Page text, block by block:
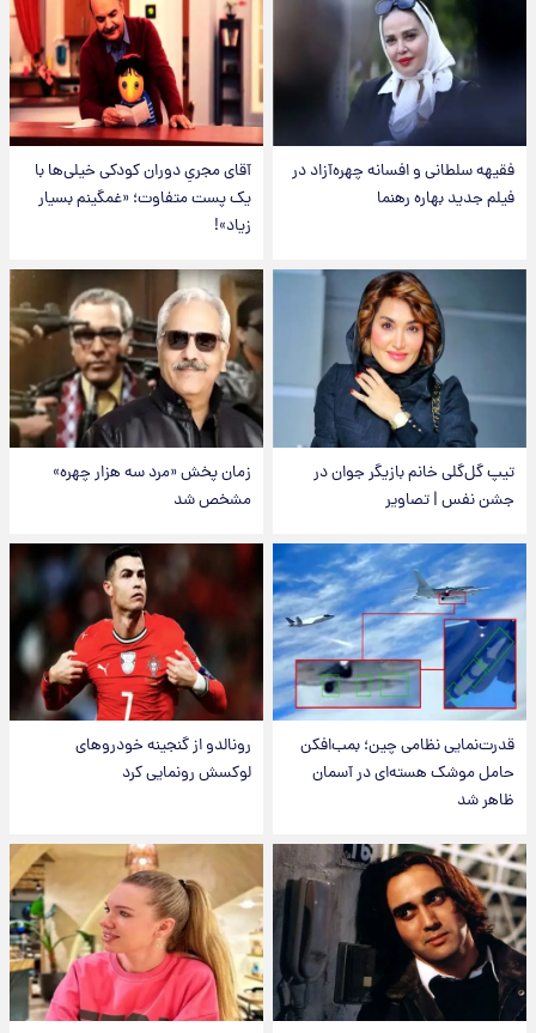
فقیهه سلطانی و افسانه چهره‌آزاد در
فیلم جدید بهاره رهنما
آقای مجریِ دوران کودکی خیلی‌ها با
یک پست متفاوت؛ «غمگینم بسیار
زیاد»!
تیپ گل‌گلی خانم بازیگر جوان در
جشن نفس | تصاویر
زمان پخش «مرد سه هزار چهره»
مشخص شد
قدرت‌نمایی نظامی چین؛ بمب‌افکن
حامل موشک هسته‌ای در آسمان
ظاهر شد
رونالدو از گنجینه خودروهای
لوکسش رونمایی کرد